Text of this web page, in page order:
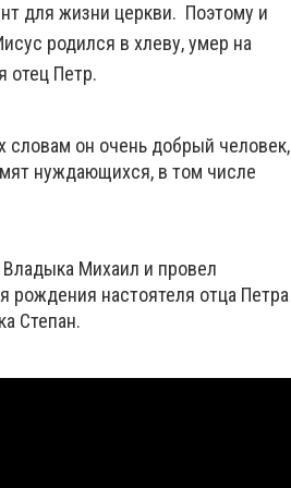
для жизни церкви. Поэтому и
родился в хлеву, умер на
отец Петр.
словам он очень добрый человек,
нуждающихся, в том числе
Михаил и провел
рождения настоятеля отца Петра
Степан.